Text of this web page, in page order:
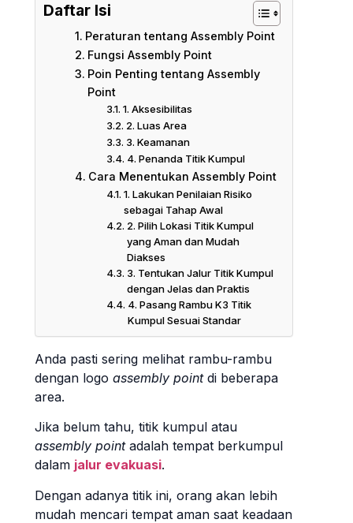
Daftar Isi
Peraturan tentang Assembly Point
Fungsi Assembly Point
Poin Penting tentang Assembly
Point
1. Aksesibilitas
2. Luas Area
3. Keamanan
4. Penanda Titik Kumpul
Cara Menentukan Assembly Point
1. Lakukan Penilaian Risiko
sebagai Tahap Awal
2. Pilih Lokasi Titik Kumpul
yang Aman dan Mudah
Diakses
3. Tentukan Jalur Titik Kumpul
dengan Jelas dan Praktis
4. Pasang Rambu K3 Titik
Kumpul Sesuai Standar
Anda pasti sering melihat rambu-rambu
dengan logo assembly pointdi beberapa
area.
Jika belum tahu, titik kumpul atau
assembly pointadalah tempat berkumpul
dalam jalur evakuasi.
Dengan adanya titik ini, orang akan lebih
mudah mencari tempat aman saat keadaan